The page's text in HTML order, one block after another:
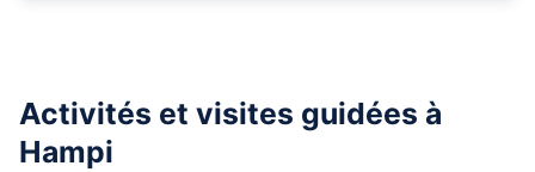
Activités et visites guidées à
Hampi